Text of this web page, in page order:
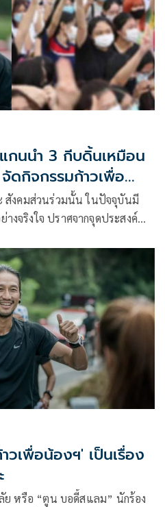
กนนำ 3 กีบดิ้นเหมือน
ดกิจกรรมก้าวเพื่อ
สังคมส่วนร่วมนั้น ในปัจจุบันมี
งจริงใจ ปราศจากจุดประสงค์
วเพื่อน้องฯ' เป็นเรื่อง
ย หรือ “ตูน บอดี้สแลม” นักร้อง